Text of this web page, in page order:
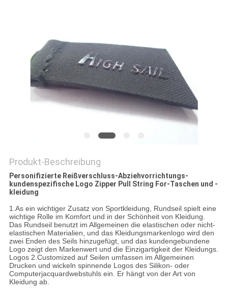
Produkt-Beschreibung
Personifizierte Reißverschluss-Abziehvorrichtungs-
kundenspezifische Logo Zipper Pull String For-Taschen und -
kleidung
1.As ein wichtiger Zusatz von Sportkleidung, Rundseil spielt eine
wichtige Rolle im Komfort und in der Schönheit von Kleidung.
Das Rundseil benutzt im Allgemeinen die elastischen oder nicht-
elastischen Materialien, und das Kleidungsmarkenlogo wird den
zwei Enden des Seils hinzugefügt, und das kundengebundene
Logo zeigt den Markenwert und die Einzigartigkeit der Kleidungs.
Logos 2.Customized auf Seilen umfassen im Allgemeinen
Drucken und wickeln spinnende Logos des Silikon- oder
Computerjacquardwebstuhls ein. Er hängt von der Art von
Kleidung ab.